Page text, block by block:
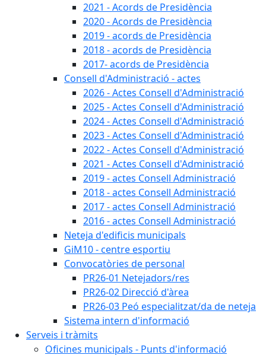
2021 - Acords de Presidència
2020 - Acords de Presidència
2019 - acords de Presidència
2018 - acords de Presidència
2017- acords de Presidència
Consell d'Administració - actes
2026 - Actes Consell d'Administració
2025 - Actes Consell d'Administració
2024 - Actes Consell d'Administració
2023 - Actes Consell d'Administració
2022 - Actes Consell d'Administració
2021 - Actes Consell d'Administració
2019 - actes Consell Administració
2018 - actes Consell Administració
2017 - actes Consell Administració
2016 - actes Consell Administració
Neteja d'edificis municipals
GiM10 - centre esportiu
Convocatòries de personal
PR26-01 Netejadors/res
PR26-02 Direcció d'àrea
PR26-03 Peó especialitzat/da de neteja
Sistema intern d'informació
Serveis i tràmits
Oficines municipals - Punts d'informació